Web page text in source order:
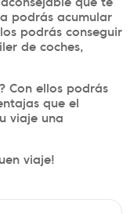
podrás acumular
podrás conseguir
de coches,
Con ellos podrás
que el
viaje una
viaje!